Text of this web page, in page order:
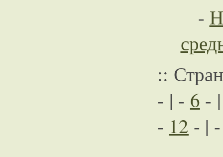
-
::
- | - 6 -
- 12 - |